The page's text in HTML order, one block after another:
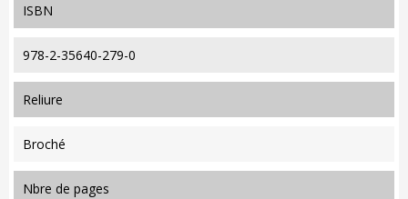
ISBN
978-2-35640-279-0
reliure
Broché
nbre de pages